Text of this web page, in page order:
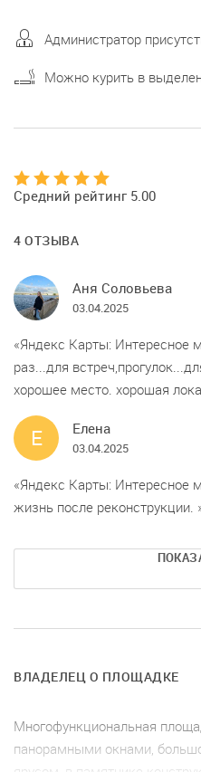
Администратор
Можно курить в
Средний рейтинг 5.00
4 ОТЗЫВА
Аня Соловьева
03.04.2025
Яндекс Карты: Интересное
раз...для
хорошее место. хорошая
Е Елена
03.04.2025
Яндекс Карты: Интересное
жизнь после реконструкции.
ВЛАДЕЛЕЦ О ПЛОЩАДКЕ
Многофункциональная
панорамными окнами,